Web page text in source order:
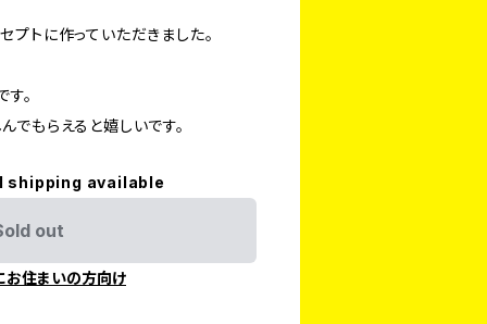
トに作っていただきました。
。
もらえると嬉しいです。
shipping available
out
お住まいの方向け